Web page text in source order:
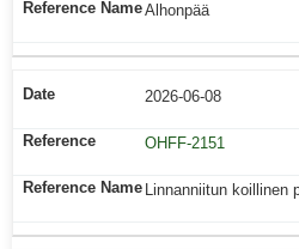
Alhonpää
2026-06-08
OHFF-2151
Linnanniitun koillinen